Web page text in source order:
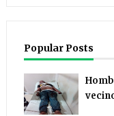
Popular Posts